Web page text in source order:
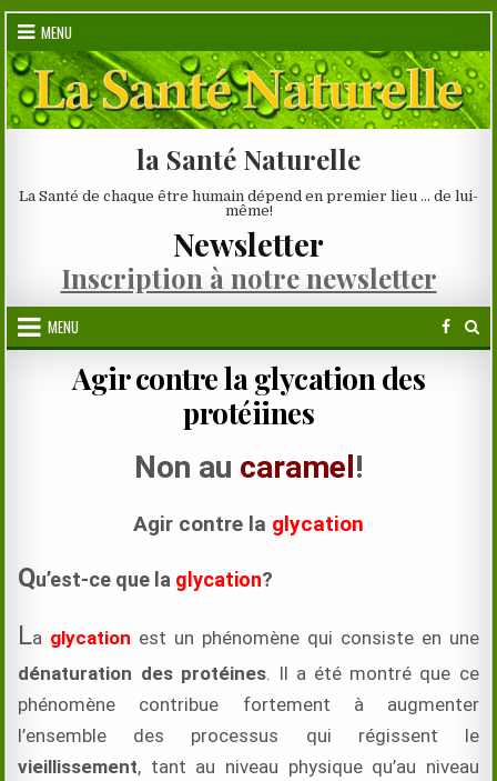
Skip
content
MENU
la Santé Naturelle
La Santé de chaque être humain dépend en premier lieu … de lui-
même!
Newsletter
Inscription à notre newsletter
MENU
Agir contre la glycation des
protéiines
Non au caramel!
Agir contre la glycation
Qu’est-ce que la glycation?
La glycation est un phénomène qui consiste en une
dénaturation des protéines. Il a été montré que ce
phénomène contribue fortement à augmenter
l’ensemble des processus qui régissent le
vieillissement, tant au niveau physique qu’au niveau